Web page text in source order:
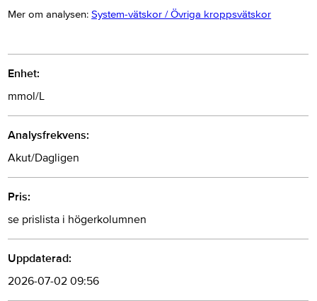
Mer om analysen:System-vätskor / Övriga kroppsvätskor
Enhet:
mmol/L
Analysfrekvens:
Akut/Dagligen
Pris:
se prislista i högerkolumnen
Uppdaterad:
2026-07-02 09:56